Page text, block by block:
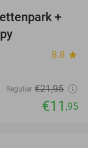
46%
+
8.8 star
Regulier €21,95
€11 ,95